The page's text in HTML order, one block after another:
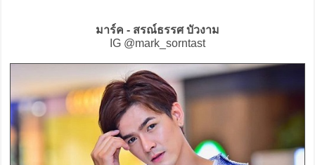
มาร์ค - สรณ์ธรรศ บัวงาม
IG @mark_sorntast